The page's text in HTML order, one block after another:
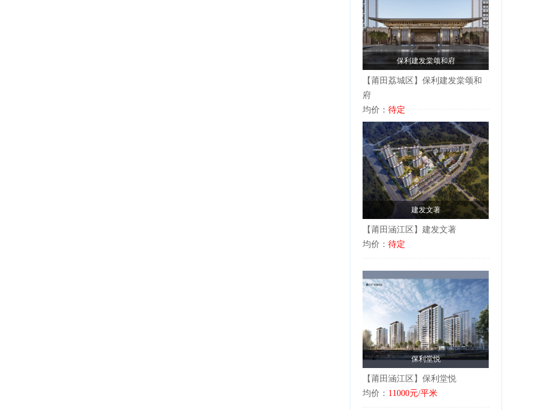
保利建发棠颂和府
【莆田荔城区】保利建发棠颂和
府
均价： 待定
建发文著
【莆田涵江区】建发文著
均价： 待定
保利堂悦
【莆田涵江区】保利堂悦
均价： 11000元/平米